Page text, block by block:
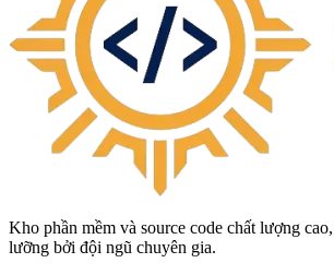
Kho phần mềm và source code chất lượng
lưỡng bởi đội ngũ chuyên gia.